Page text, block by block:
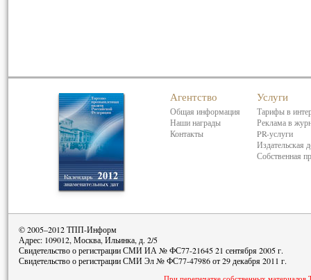
Агентство
Общая информация
Наши награды
Контакты
Услуги
Тарифы в
Реклама в
PR-услуги
Издательская
Собственная
© 2005–2012 ТПП-Информ
Адрес: 109012, Москва, Ильинка, д. 2/5
Свидетельство о регистрации СМИ ИА № ФС77-21645 21 сентября 2005 г.
Свидетельство о регистрации СМИ Эл № ФС77-47986 от 29 декабря 2011 г.